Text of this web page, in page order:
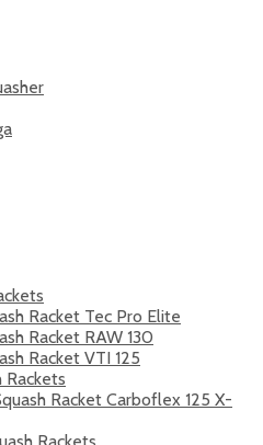
Racket Tec Pro Elite
Racket RAW 130
Racket VTI 125
Rackets
Racket Carboflex 125 X-